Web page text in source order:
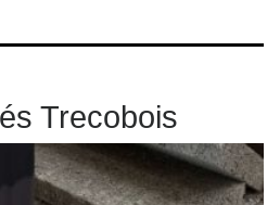
Trecobois